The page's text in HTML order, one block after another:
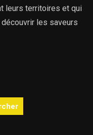
leurs territoires et qui
les saveurs